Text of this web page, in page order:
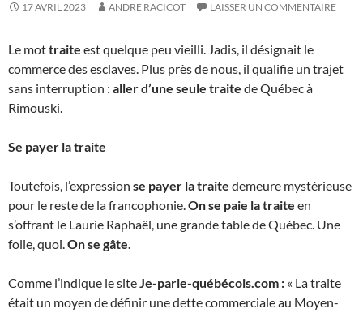
17 AVRIL 2023 ANDRE RACICOT LAISSER UN COMMENTAIRE
Le mottraite est quelque peu vieilli. Jadis, il désignait le
commerce des esclaves. Plus près de nous, il qualifie un trajet
sans interruption : aller d’une seule traite de Québec à
Rimouski.
Se payer la traite
Toutefois, l’expression se payer la traite demeure mystérieuse
pour le reste de la francophonie.On se paie la traite en
s’offrant le Laurie Raphaël, une grande table de Québec. Une
folie, quoi.On se gâte.
Comme l’indique le siteJe-parle-québécois.com : « La traite
était un moyen de définir une dette commerciale au Moyen-